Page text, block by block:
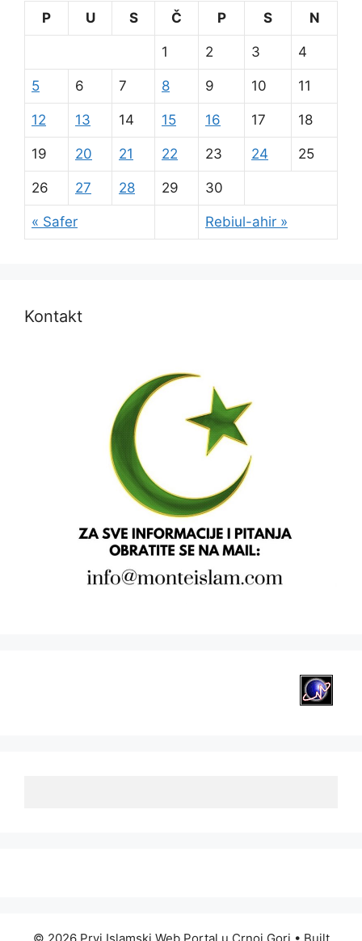
P
U S Č P S N
« Safer Rebiul-ahir »
1 2 3 4
5 6 7 8 9 10 11
12 13 14 15 16 17 18
19 20 21 22 23 24 25
26 27 28 29 30
Kontakt
© 2026 Prvi Islamski Web Portal u Crnoj Gori • Built